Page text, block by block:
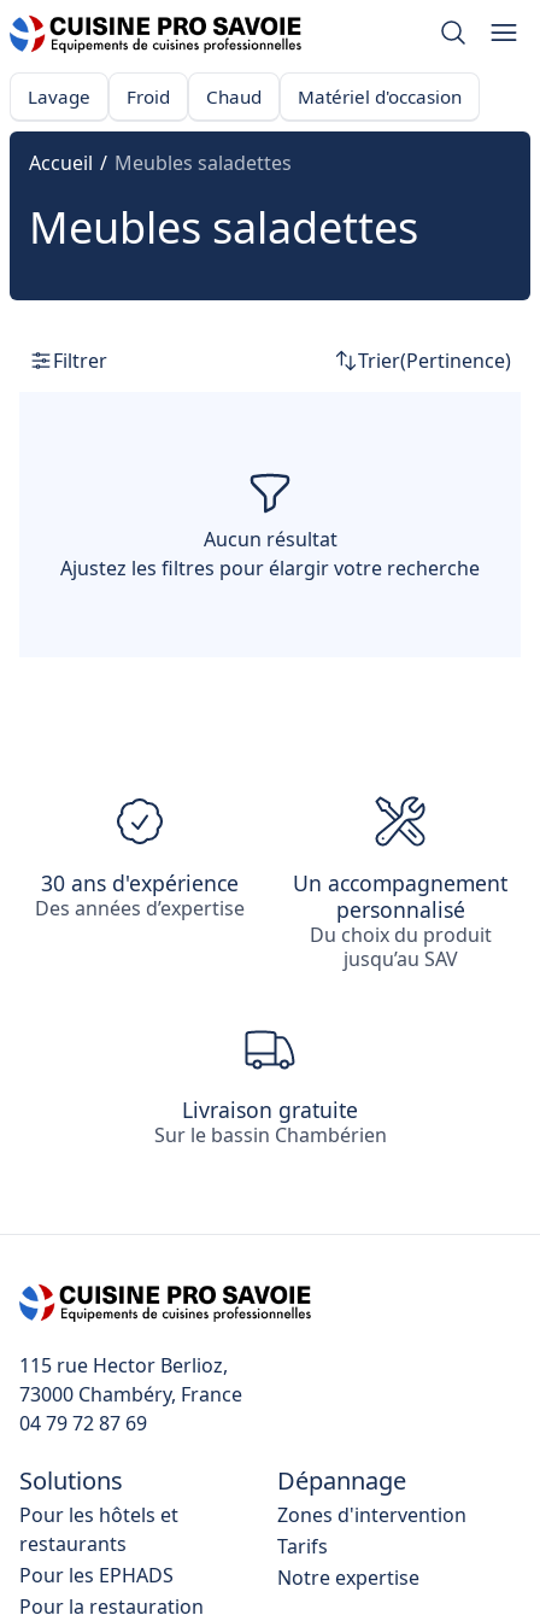
Lavage Froid Chaud Matériel d'occasion
Accueil / Meubles saladettes
Meubles saladettes
FiltrerFiltrer Trier(Pertinence)
Aucun résultat
Ajustez les filtres pour élargir votre recherche
30 ans d'expérience
Des années d’expertise
Un accompagnement
personnalisé
Du choix du produit
jusqu’au SAV
Livraison gratuite
Sur le bassin Chambérien
115 rue Hector Berlioz,
04 79 72 87 69
Solutions
Pour les hôtels et
restaurants
Pour les EPHADS
Pour la restauration
Dépannage
Zones d'intervention
Tarifs
Notre expertise